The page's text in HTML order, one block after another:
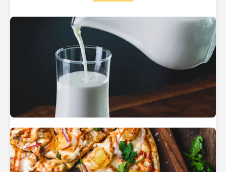
热带海滩上的椰子树